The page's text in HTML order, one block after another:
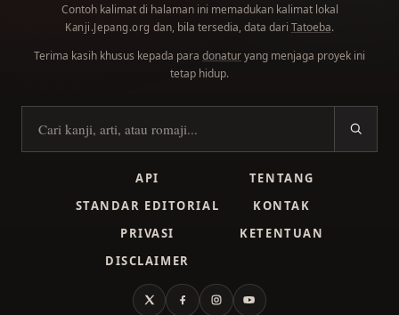
Contoh kalimat di halaman ini memadukan kalimat lokal
Kanji.Jepang.org dan, bila tersedia, data dari Tatoeba.
Terima kasih khusus kepada para donaturyang menjaga proyek ini
tetap hidup.
Cari kanji
API
TENTANG
STANDAR EDITORIAL
KONTAK
PRIVASI
KETENTUAN
DISCLAIMER
X FacebookInstagramYouTube